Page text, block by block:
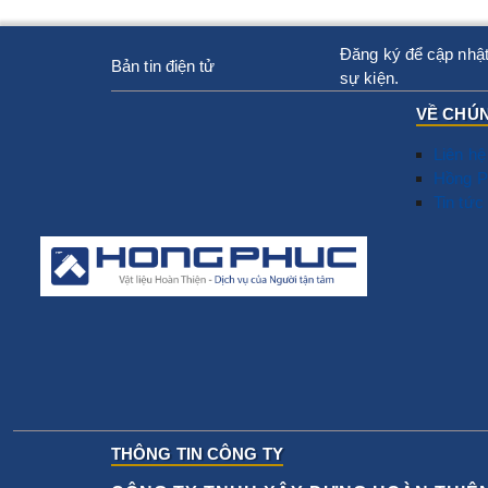
Bản tin điện tử
Đăng ký để cập
sự kiện.
VỀ
Liên hệ
Hồng
Tin tức
THÔNG TIN CÔNG TY